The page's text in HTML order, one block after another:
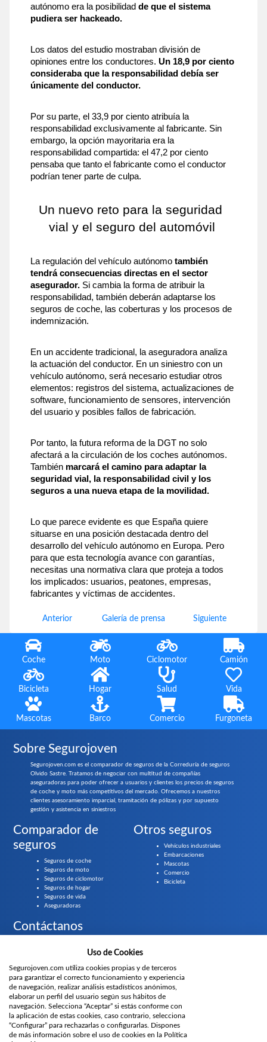
autónomo era la posibilidad de que el sistema
pudiera ser hackeado.
Los datos del estudio mostraban división de
opiniones entre los conductores. Un 18,9 por ciento
consideraba que la responsabilidad debía ser
únicamente del conductor.
Por su parte, el 33,9 por ciento atribuía la
responsabilidad exclusivamente al fabricante. Sin
embargo, la opción mayoritaria era la
responsabilidad compartida: el 47,2 por ciento
pensaba que tanto el fabricante como el conductor
podrían tener parte de culpa.
Un nuevo reto para la seguridad
vial y el seguro del automóvil
La regulación del vehículo autónomo también
tendrá consecuencias directas en el sector
asegurador. Si cambia la forma de atribuir la
responsabilidad, también deberán adaptarse los
seguros de coche, las coberturas y los procesos de
indemnización.
En un accidente tradicional, la aseguradora analiza
la actuación del conductor. En un siniestro con un
vehículo autónomo, será necesario estudiar otros
elementos: registros del sistema, actualizaciones de
software, funcionamiento de sensores, intervención
del usuario y posibles fallos de fabricación.
Por tanto, la futura reforma de la DGT no solo
afectará a la circulación de los coches autónomos.
También marcará el camino para adaptar la
seguridad vial, la responsabilidad civil y los
seguros a una nueva etapa de la movilidad.
Lo que parece evidente es que España quiere
situarse en una posición destacada dentro del
desarrollo del vehículo autónomo en Europa. Pero
para que esta tecnología avance con garantías,
necesitas una normativa clara que proteja a todos
los implicados: usuarios, peatones, empresas,
fabricantes y víctimas de accidentes.
Anterior Galería de prensa Siguiente
Coche Moto Ciclomotor Camión
Bicicleta Hogar Salud Vida
Mascotas Barco Comercio Furgoneta
Sobre Segurojoven
Segurojoven.com es el comparador de seguros de la Correduría de seguros
Olvido Sastre. Tratamos de negociar con multitud de compañías
aseguradoras para poder ofrecer a usuarios y clientes los precios de seguros
de coche y moto más competitivos del mercado. Ofrecemos a nuestros
clientes asesoramiento imparcial, tramitación de pólizas y por supuesto
gestión y asistencia en siniestros
Comparador de
seguros
Seguros de coche
Seguros de moto
Seguros de ciclomotor
Seguros de hogar
Seguros de vida
Aseguradoras
Otros seguros
Vehículos industriales
Embarcaciones
Mascotas
Comercio
Bicicleta
Contáctanos
¿Prefieres que te llamemos?
Parte del grupo
Únete
Uso de Cookies
Segurojoven.com utiliza cookies propias y de terceros
para garantizar el correcto funcionamiento y experiencia
de navegación, realizar análisis estadísticos anónimos,
elaborar un perfil del usuario según sus hábitos de
navegación. Selecciona “Aceptar” si estás conforme con
la aplicación de estas cookies, caso contrario, selecciona
“Configurar” para rechazarlas o configurarlas. Dispones
de más información sobre el uso de cookies en la Política